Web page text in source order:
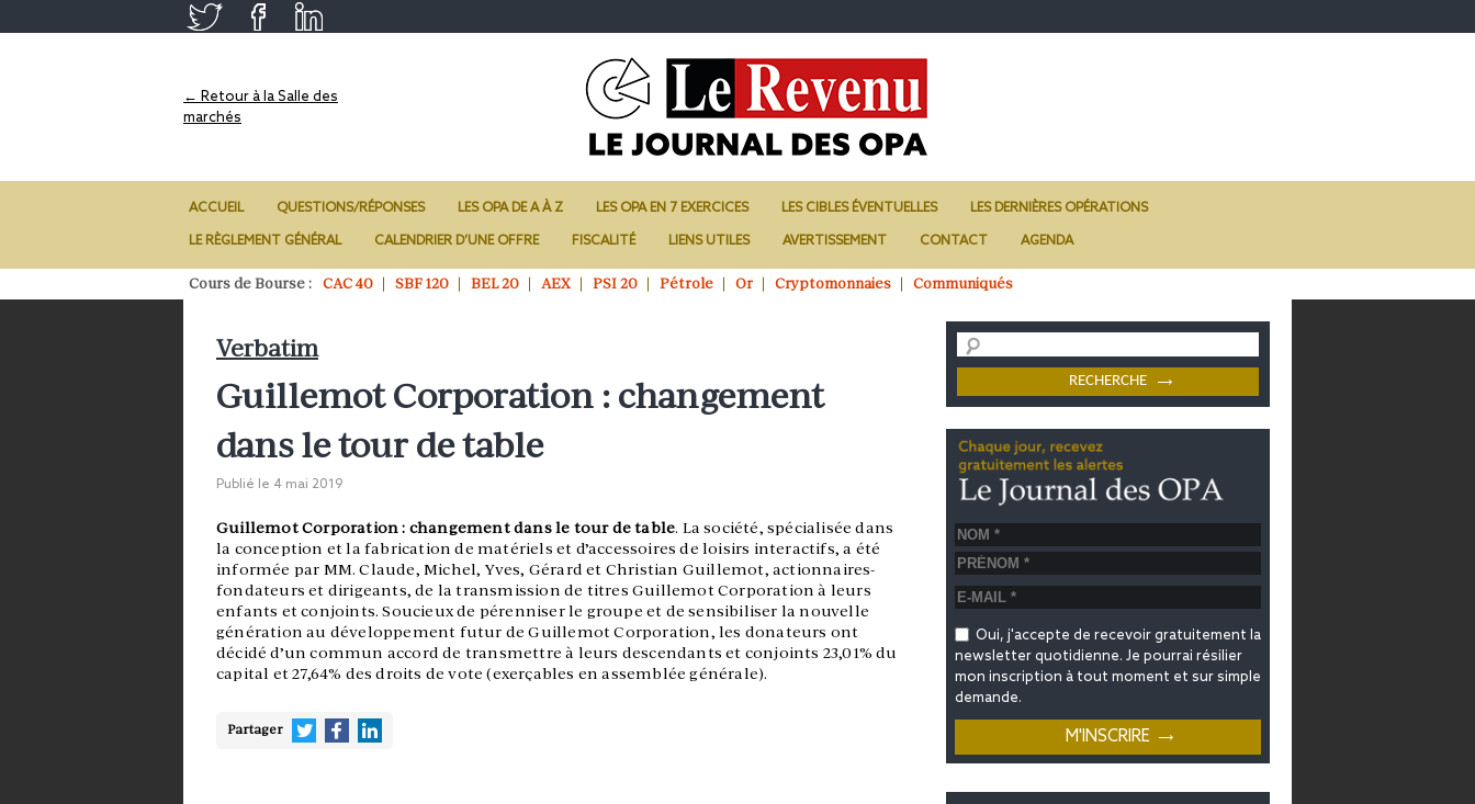
← Retour à la Salle des
marchés
ACCUEIL QUESTIONS/RÉPONSES LES OPA DE A À Z LES OPA EN 7 EXERCICES LES CIBLES ÉVENTUELLES LES DERNIÈRES OPÉRATIONS
LE RÈGLEMENT GÉNÉRAL CALENDRIER D’UNE OFFRE FISCALITÉ LIENS UTILES AVERTISSEMENT CONTACT AGENDA
Cours de Bourse : CAC 40 SBF 120 BEL 20 AEX PSI 20 Pétrole Or Cryptomonnaies Communiqués
Verbatim
Guillemot Corporation : changement
dans le tour de table
Publié le 4 mai 2019
Guillemot Corporation : changement dans le tour de table. La société, spécialisée dans
la conception et la fabrication de matériels et d’accessoires de loisirs interactifs, a été
informée par MM. Claude, Michel, Yves, Gérard et Christian Guillemot, actionnaires-
fondateurs et dirigeants, de la transmission de titres Guillemot Corporation à leurs
enfants et conjoints. Soucieux de pérenniser le groupe et de sensibiliser la nouvelle
génération au développement futur de Guillemot Corporation, les donateurs ont
décidé d’un commun accord de transmettre à leurs descendants et conjoints 23,01% du
capital et 27,64% des droits de vote (exerçables en assemblée générale).
Partager
Oui, j'accepte de recevoir gratuitement la
newsletter quotidienne. Je pourrai résilier
mon inscription à tout moment et sur simple
demande.